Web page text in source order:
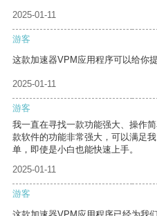
2025-01-11
游客
这款加速器VPM应用程序可以给你
2025-01-11
游客
我一直在寻找一款功能强大、操作
款软件的功能非常强大，可以满足
单，即使是小白也能快速上手。
2025-01-11
游客